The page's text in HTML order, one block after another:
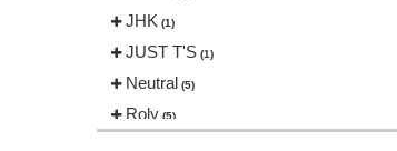
JHK (1)
JUST T'S (1)
Neutral (5)
Roly (5)